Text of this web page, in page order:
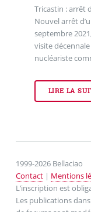
Tricastin : arrêt
Nouvel arrêt
septembre
visite décennale
nucléariste
LIRE LA
1999-2026 Bellaciao
Contact| Mentions
L’inscription est
Les publications